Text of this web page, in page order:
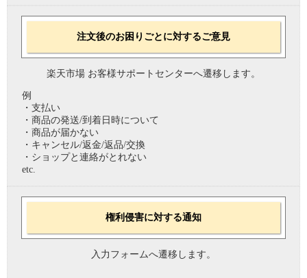
注文後のお困りごとに対するご意見
楽天市場 お客様サポートセンターへ遷移します。
例
・支払い
・商品の発送/到着日時について
・商品が届かない
・キャンセル/返金/返品/交換
・ショップと連絡がとれない
etc.
権利侵害に対する通知
入力フォームへ遷移します。